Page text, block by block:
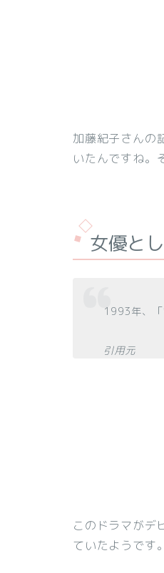
加藤紀子さんの
いたんですね。
女優と
1993年、「
引用元
このドラマがデ
ていたようです